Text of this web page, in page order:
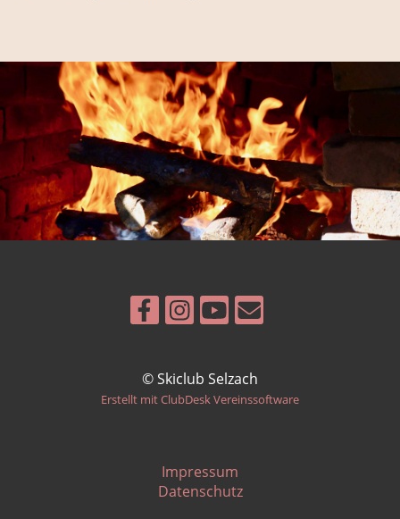
© Skiclub Selzach
Erstellt mit ClubDesk Vereinssoftware
Impressum
Datenschutz